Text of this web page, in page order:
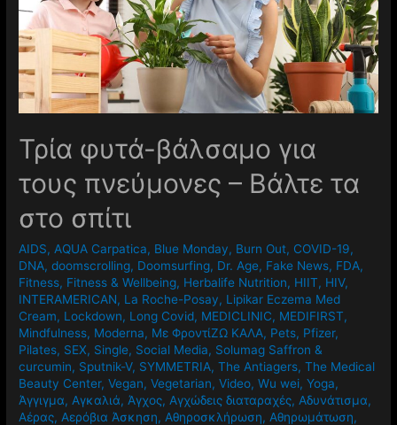
Τρία φυτά-βάλσαμο για
τους πνεύμονες – Βάλτε τα
στο σπίτι
AIDS, AQUA Carpatica, Blue Monday, Burn Out, COVID-19,
DNA,doomscrolling, Doomsurfing, Dr. Age, Fake News, FDA,
Fitness, Fitness & Wellbeing, Herbalife Nutrition, HIIT, HIV,
INTERAMERICAN, La Roche-Posay, Lipikar Eczema Med
Cream, Lockdown, Long Covid, MEDICLINIC, MEDIFIRST,
Mindfulness, Moderna, Mε ΦροντίΖΩ ΚΑΛΑ, Pets, Pfizer,
Pilates, SEX, Single, Social Media, Solumag Saffron &
curcumin, Sputnik-V, SYMMETRIA,The Antiagers,The Medical
Beauty Center,Vegan,Vegetarian,Video,Wu wei,Yoga,
Άγγιγμα, Αγκαλιά, Άγχος, Αγχώδεις διαταραχές, Αδυνάτισμα,
Αέρας, Αερόβια Άσκηση, Αθηροσκλήρωση, Αθηρωμάτωση,